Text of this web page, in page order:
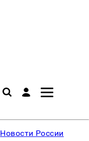
Новости России